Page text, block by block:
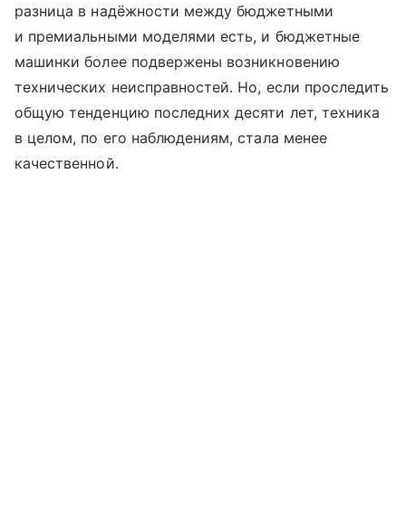
разница в надёжности между бюджетными
и премиальными моделями есть, и бюджетные
машинки более подвержены возникновению
технических неисправностей. Но, если проследить
общую тенденцию последних десяти лет, техника
в целом, по его наблюдениям, стала менее
качественной.